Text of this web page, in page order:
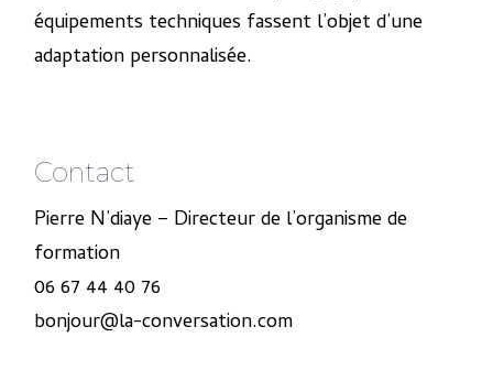
équipements techniques fassent l’objet d’une
adaptation personnalisée.
Contact
Pierre N’diaye – Directeur de l’organisme de
formation
06 67 44 40 76
bonjour@la-conversation.com